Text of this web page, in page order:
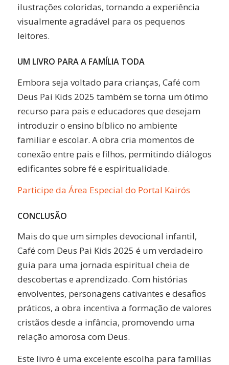
ilustrações coloridas, tornando a experiência
visualmente agradável para os pequenos
leitores.
UM LIVRO PARA A FAMÍLIA TODA
Embora seja voltado para crianças, Café com
Deus Pai Kids 2025 também se torna um ótimo
recurso para pais e educadores que desejam
introduzir o ensino bíblico no ambiente
familiar e escolar. A obra cria momentos de
conexão entre pais e filhos, permitindo diálogos
edificantes sobre fé e espiritualidade.
Participe da Área Especial do Portal Kairós
CONCLUSÃO
Mais do que um simples devocional infantil,
Café com Deus Pai Kids 2025 é um verdadeiro
guia para uma jornada espiritual cheia de
descobertas e aprendizado. Com histórias
envolventes, personagens cativantes e desafios
práticos, a obra incentiva a formação de valores
cristãos desde a infância, promovendo uma
relação amorosa com Deus.
Este livro é uma excelente escolha para famílias